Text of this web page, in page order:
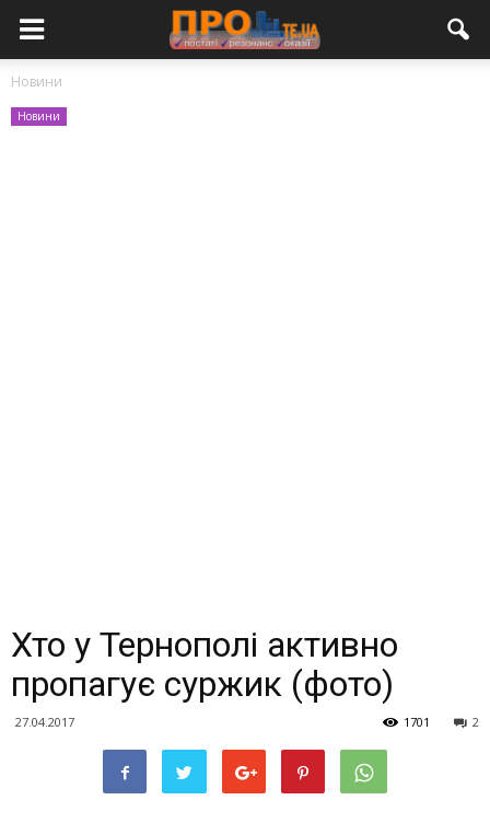
Новини
Новини
Хто у Тернополі активно
пропагує суржик (фото)
27.04.2017 2
1701